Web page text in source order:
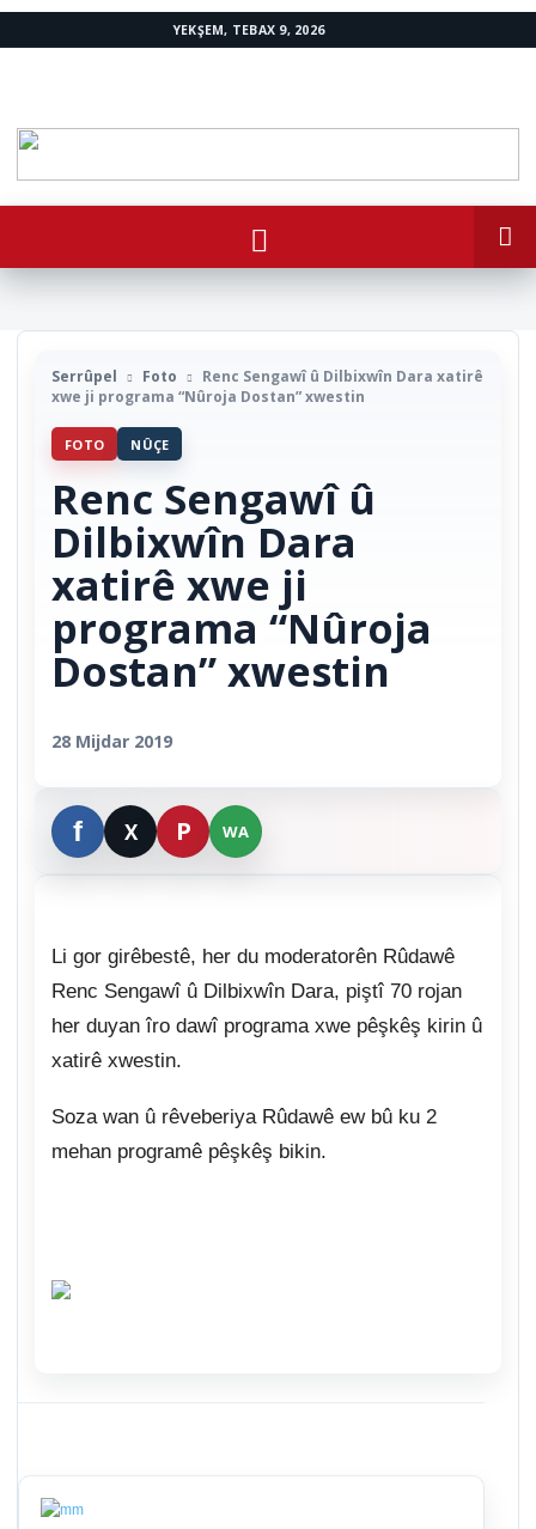
YEKŞEM, TEBAX 9, 2026
Serrûpel Foto
Renc Sengawî û Dilbixwîn Dara xatirê
xwe ji programa “Nûroja Dostan” xwestin
FOTO NÛÇE
Renc Sengawî û
Dilbixwîn Dara
xatirê xwe ji
programa “Nûroja
Dostan” xwestin
28 Mijdar 2019
Li gor girêbestê, her du moderatorên Rûdawê
Renc Sengawî û Dilbixwîn Dara, piştî 70 rojan
her duyan îro dawî programa xwe pêşkêş kirin û
xatirê xwestin.
Soza wan û rêveberiya Rûdawê ew bû ku 2
mehan programê pêşkêş bikin.